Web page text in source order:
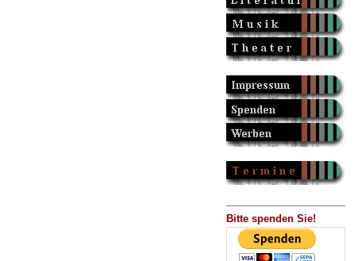
Bitte spenden Sie!